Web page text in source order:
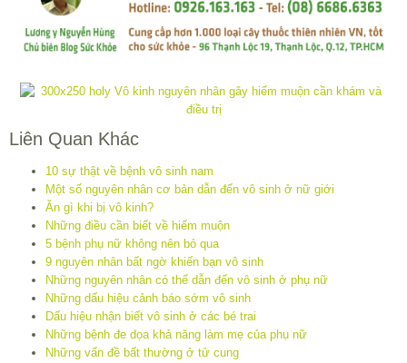
Liên Quan Khác
10 sự thật về bệnh vô sinh nam
Một số nguyên nhân cơ bản dẫn đến vô sinh ở nữ giới
Ăn gì khi bị vô kinh?
Những điều cần biết về hiếm muộn
5 bệnh phụ nữ không nên bỏ qua
9 nguyên nhân bất ngờ khiến bạn vô sinh
Những nguyên nhân có thể dẫn đến vô sinh ở phụ nữ
Những dấu hiệu cảnh báo sớm vô sinh
Dấu hiệu nhận biết vô sinh ở các bé trai
Những bệnh đe dọa khả năng làm mẹ của phụ nữ
Những vấn đề bất thường ở tử cung